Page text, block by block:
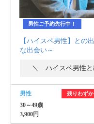
男性ご予約先行中！
【ハイスペ男性】との
な出会い～
＼ ハイスペ男性
男性 残りわずか
30～49歳
3,900円